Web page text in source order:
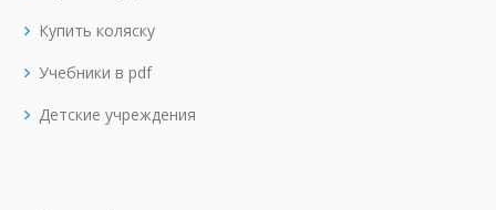
Купить коляску
Учебники в pdf
Детские учреждения